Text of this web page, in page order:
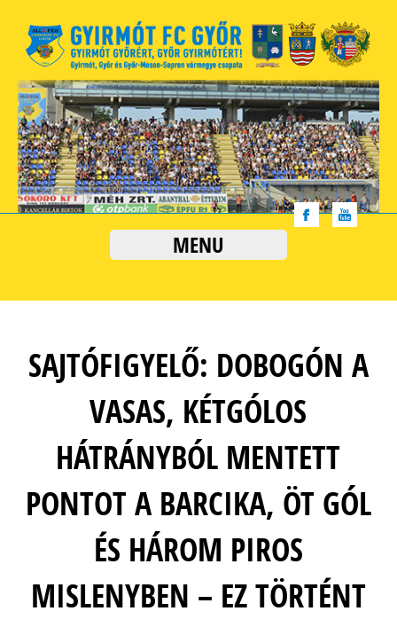
MENU
SAJTÓFIGYELŐ: DOBOGÓN A
VASAS, KÉTGÓLOS
HÁTRÁNYBÓL MENTETT
PONTOT A BARCIKA, ÖT GÓL
ÉS HÁROM PIROS
MISLENYBEN – EZ TÖRTÉNT